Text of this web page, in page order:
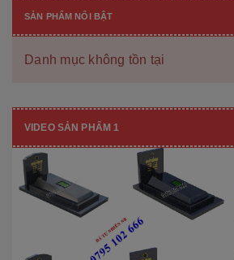
SẢN PHẨM NỔI BẬT
Danh mục không tồn tại
VIDEO SẢN PHẨM 1